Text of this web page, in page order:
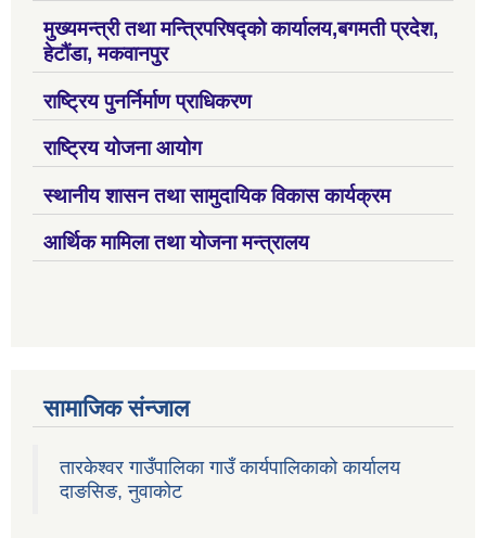
मुख्यमन्त्री तथा मन्त्रिपरिषद्को कार्यालय,बगमती प्रदेश,
हेटौंडा, मकवानपुर
राष्ट्रिय पुनर्निर्माण प्राधिकरण
राष्ट्रिय योजना आयोग
स्थानीय शासन तथा सामुदायिक विकास कार्यक्रम
आर्थिक मामिला तथा योजना मन्त्रालय
सामाजिक संन्जाल
तारकेश्वर गाउँपालिका गाउँ कार्यपालिकाको कार्यालय
दाङसिङ, नुवाकोट